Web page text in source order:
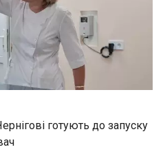
готують до запуску